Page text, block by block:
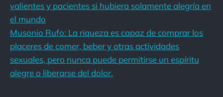
valientes y pacientes si hubiera solamente alegría en
el mundo
Musonio Rufo: La riqueza es capaz de comprar los
placeres de comer, beber y otras actividades
sexuales, pero nunca puede permitirse un espíritu
alegre o liberarse del dolor.